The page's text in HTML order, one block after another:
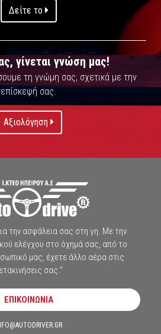
Δείτε το
γίνεται γνώση μας!
τη γνώμη σας, σχετικά με την
επίσκεψή σας.
Αξιολόγηση
την ασφάλεια σας στη γη. Με την
ελέγχου στο όχημά σας, από το
μας, έχετε άλλο αέρα στις
σας.”
ΕΠΙΚΟΙΝΩΝΙΑ